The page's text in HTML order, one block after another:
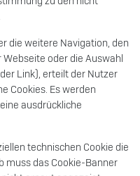
die weitere Navigation, den
oder die Auswahl
Link), erteilt der Nutzer
Cookies. Es werden
ausdrückliche
technischen Cookie die
muss das Cookie-Banner